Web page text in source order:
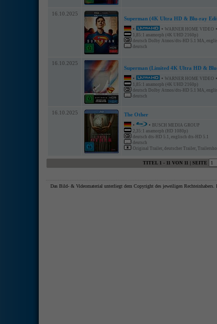
16.10.2025
Superman (4K Ultra HD & Blu-ray
•
• WARNER HOME VIDEO
1,85:1 anamorph (4K UHD 2160p)
deutsch Dolby Atmos/dts-HD 5.1 MA,
deutsch
16.10.2025
Superman (Limited 4K Ultra HD &
•
• WARNER HOME VIDEO
1,85:1 anamorph (4K UHD 2160p)
deutsch Dolby Atmos/dts-HD 5.1 MA,
deutsch
16.10.2025
The Other
•
• BUSCH MEDIA GROUP
2,35:1 anamorph (HD 1080p)
deutsch dts-HD 5.1, englisch dts-HD 5.1
deutsch
Original Trailer, deutscher Trailer,
TITEL 1 - 11 VON 11 | SEITE
Das Bild- & Videomaterial unterliegt dem Copyright des jeweiligen